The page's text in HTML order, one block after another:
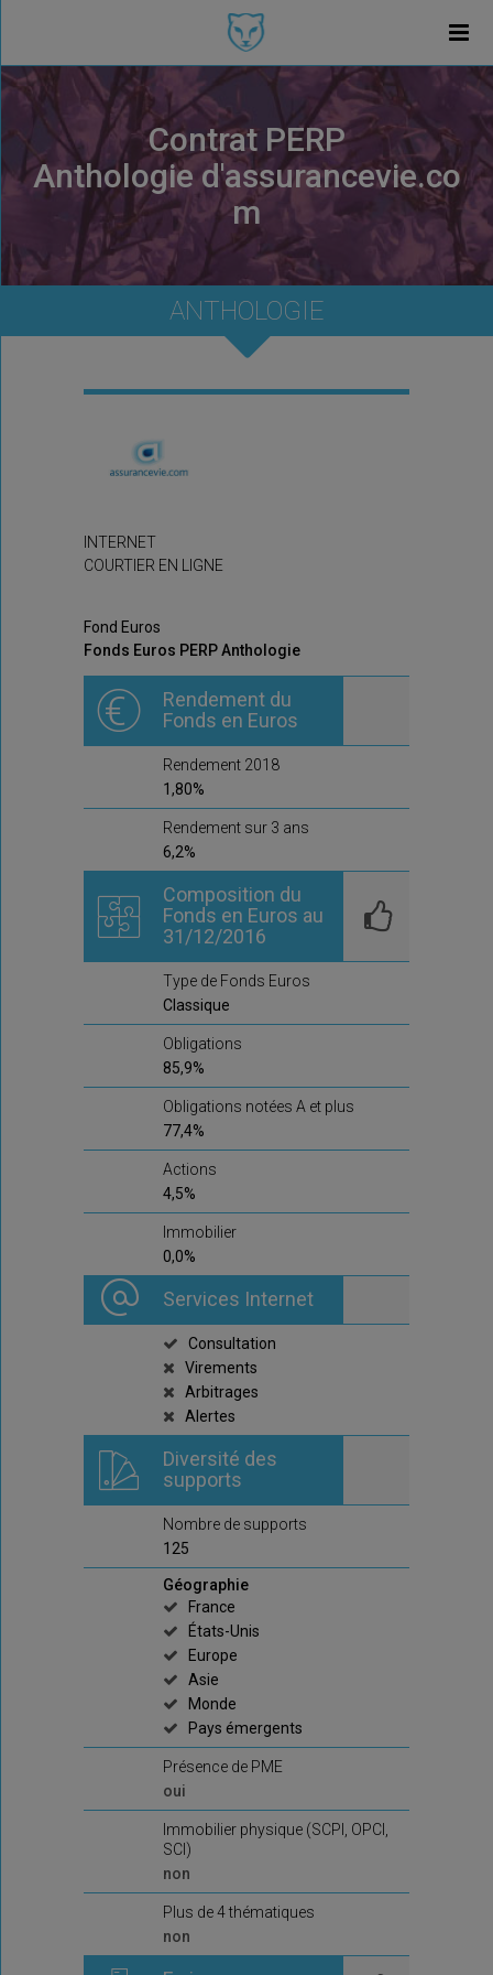
Contrat PERP
Anthologie d'assurancevie.co
m
ANTHOLOGIE
INTERNET
COURTIER EN LIGNE
Fond Euros
Fonds Euros PERP Anthologie
Rendement du
Fonds en Euros
Rendement 2018
1,80%
Rendement sur 3 ans
6,2%
Composition du
Fonds en Euros au
31/12/2016
Type de Fonds Euros
Classique
Obligations
85,9%
Obligations notées A et plus
77,4%
Actions
4,5%
Immobilier
0,0%
Services Internet
Consultation
Virements
Arbitrages
Alertes
Diversité des
supports
Nombre de supports
125
Géographie
France
États-Unis
Europe
Asie
Monde
Pays émergents
Présence de PME
oui
Immobilier physique (SCPI, OPCI,
SCI)
non
Plus de 4 thématiques
non